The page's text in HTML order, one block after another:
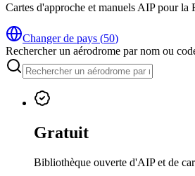
Cartes d'approche et manuels AIP pour
Changer de pays (50)
Rechercher un aérodrome par nom ou
Gratuit
Bibliothèque ouverte d'AIP et de